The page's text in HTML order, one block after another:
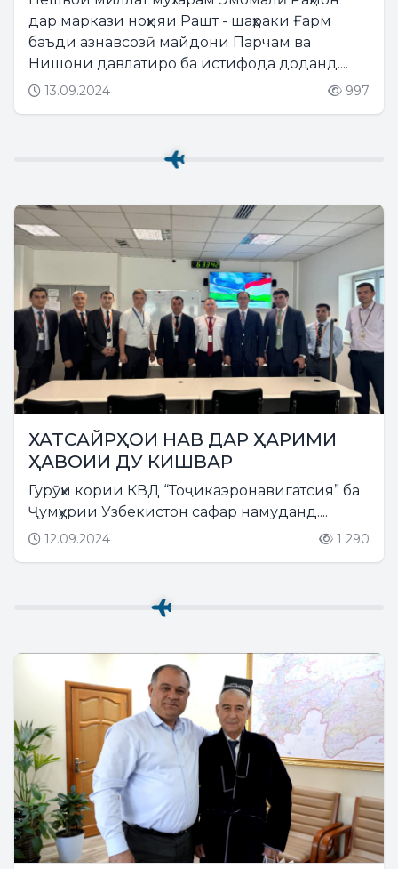
РАШТ
дар маркази ноҳияи Рашт - шаҳраки Ғарм
баъди азнавсозӣ майдони Парчам ва
Нишони давлатиро ба истифода доданд....
13.09.2024 997
ХАТСАЙРҲОИ НАВ ДАР ҲАРИМИ
ҲАВОИИ ДУ КИШВАР
Гурӯҳи кории КВД “Тоҷикаэронавигатсия” ба
Ҷумҳурии Узбекистон сафар намуданд....
12.09.2024 1 290